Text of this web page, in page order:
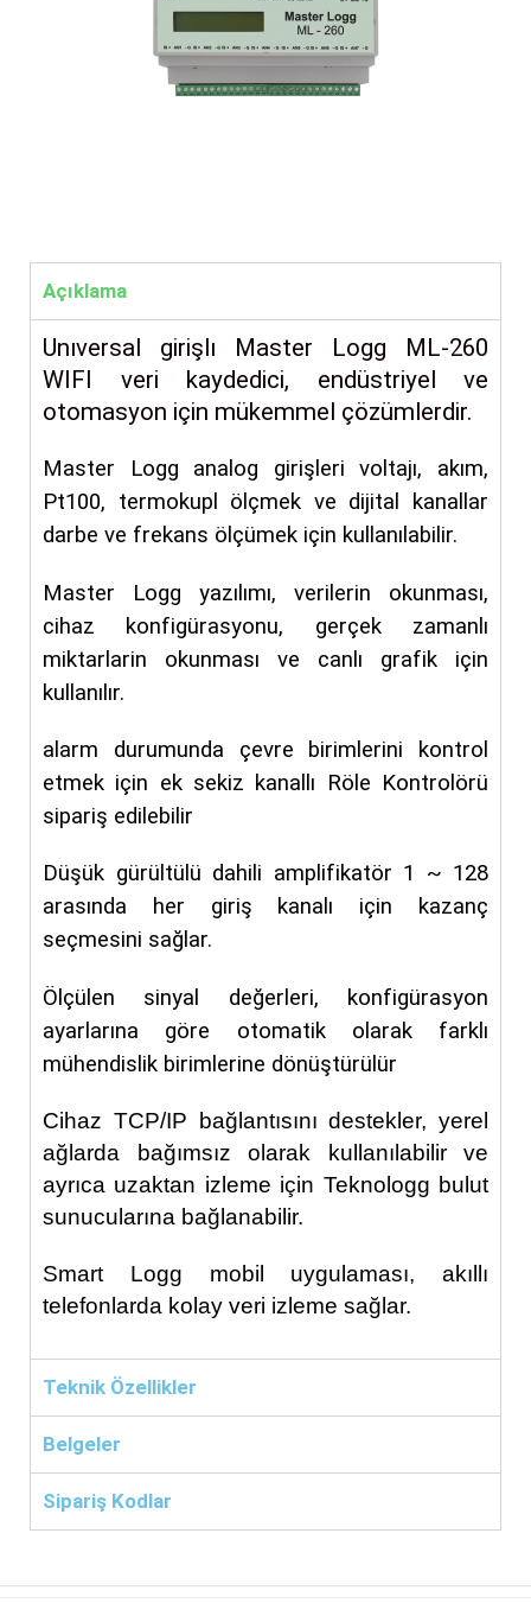
Açıklama
Unıversal girişlı Master Logg ML-260
WIFI veri kaydedici, endüstriyel ve
otomasyon için mükemmel çözümlerdir.
Master Logg analog girişleri voltajı, akım,
Pt100, termokupl ölçmek ve dijital kanallar
darbe ve frekans ölçümek için kullanılabilir.
Master Logg yazılımı, verilerin okunması,
cihaz konfigürasyonu, gerçek zamanlı
miktarlarin okunması ve canlı grafik için
kullanılır.
alarm durumunda çevre birimlerini kontrol
etmek için ek sekiz kanallı Röle Kontrolörü
sipariş edilebilir
Düşük gürültülü dahili amplifikatör 1 ~ 128
arasında her giriş kanalı için kazanç
seçmesini sağlar.
Ölçülen sinyal değerleri, konfigürasyon
ayarlarına göre otomatik olarak farklı
mühendislik birimlerine dönüştürülür
Cihaz TCP/IP bağlantısını destekler, yerel
ağlarda bağımsız olarak kullanılabilir ve
ayrıca uzaktan izleme için Teknologg bulut
sunucularına bağlanabilir.
Smart Logg mobil uygulaması, akıllı
telefonlarda kolay veri izleme sağlar.
Teknik Özellikler
Belgeler
Sipariş Kodlar